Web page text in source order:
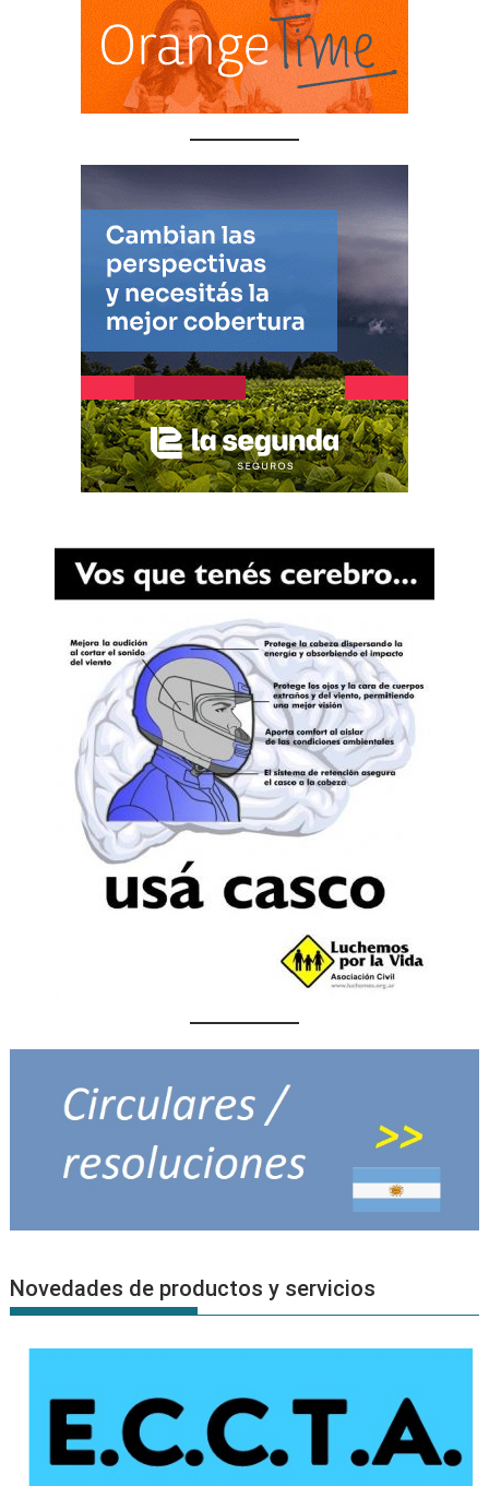
Novedades de productos y servicios